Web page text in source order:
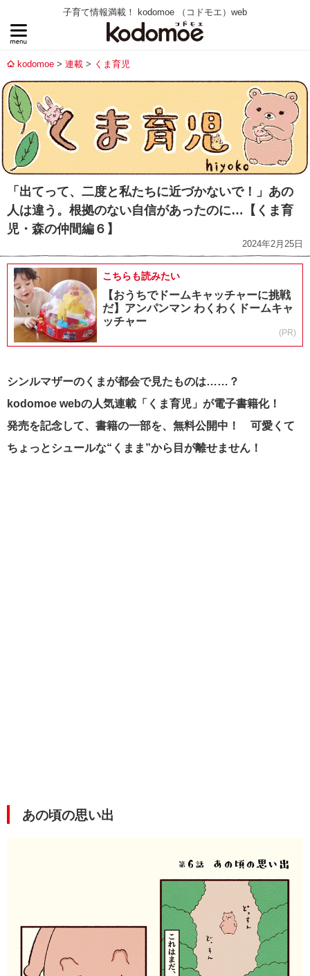
子育て情報満載！ kodomoe （コドモエ）web
kodomoe 連載 くま育児
「出てって、二度と私たちに近づかないで！」あの
人は違う。根拠のない自信があったのに…【くま育
児・森の仲間編６】
2024年2月25日
こちらも読みたい
【おうちでドームキャッチャーに挑戦
だ】アンパンマン わくわくドームキャ
ッチャー
(PR)
シンルマザーのくまが都会で見たものは……？
kodomoe webの人気連載「くま育児」が電子書籍化！
発売を記念して、 書籍の一部を、無料公開中！ 可愛くて
ちょっとシュールな“くまま”から目が離せません！
あの頃の思い出